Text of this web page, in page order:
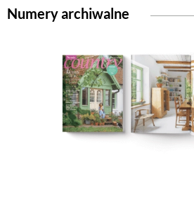
Numery archiwalne